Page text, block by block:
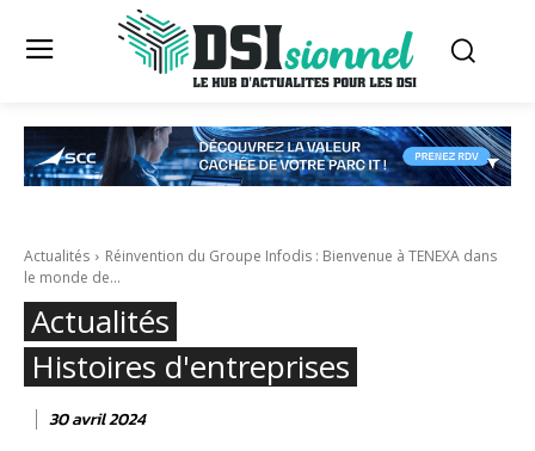
Actualités
Réinvention du Groupe Infodis : Bienvenue à TENEXA dans
le monde de...
Actualités
Histoires d'entreprises
30 avril 2024